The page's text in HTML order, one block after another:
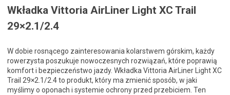
Wkładka Vittoria AirLiner Light XC Trail
29×2.1/2.4
W dobie rosnącego zainteresowania kolarstwem górskim, każdy
rowerzysta poszukuje nowoczesnych rozwiązań, które poprawią
komfort i bezpieczeństwo jazdy. Wkładka Vittoria AirLiner Light XC
Trail 29×2.1/2.4 to produkt, który ma zmienić sposób, w jaki
myślimy o oponach i systemie ochrony przed przebiciem. Ten